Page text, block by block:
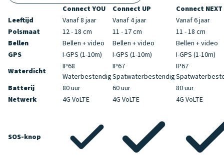
Connect YOU Connect UP
Connect NEXT
Leeftijd
Vanaf 8 jaar Vanaf 4 jaar
Vanaf 6 jaar
Polsmaat
12 - 18 cm 11 - 17 cm
11 - 18 cm
Bellen
Bellen + video Bellen + video
Bellen + video
GPS
I-GPS (1-10m) I-GPS (1-10m)
I-GPS (1-10m)
Waterdicht
IP68
Waterbestendig
IP67
Spatwaterbestendig
IP67
Batterij
80 uur 60 uur
80 uur
Netwerk
4G VoLTE 4G VoLTE 4G VoLTE
SOS-knop